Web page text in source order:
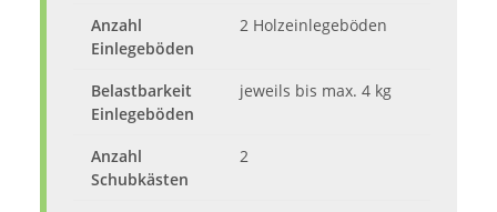
Anzahl
Einlegeböden
2 Holzeinlegeböden
Belastbarkeit
Einlegeböden
jeweils bis max. 4 kg
Anzahl
Schubkästen
2